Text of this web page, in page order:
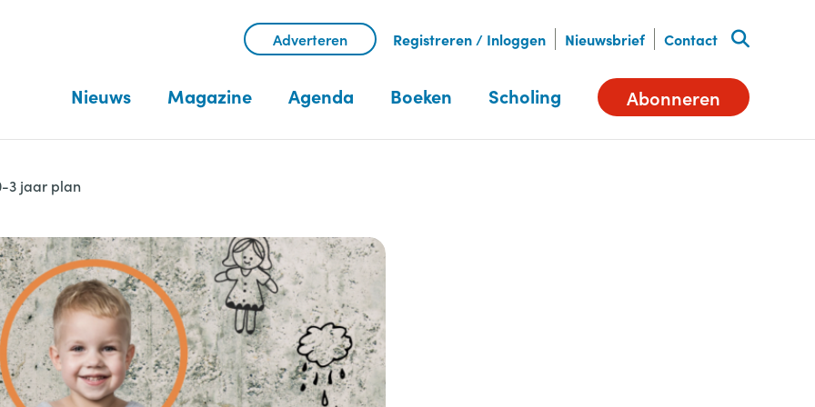
Adverteren Registreren / Inloggen Nieuwsbrief Contact
Nieuws Magazine Agenda Boeken Scholing Abonneren
3 jaar plan